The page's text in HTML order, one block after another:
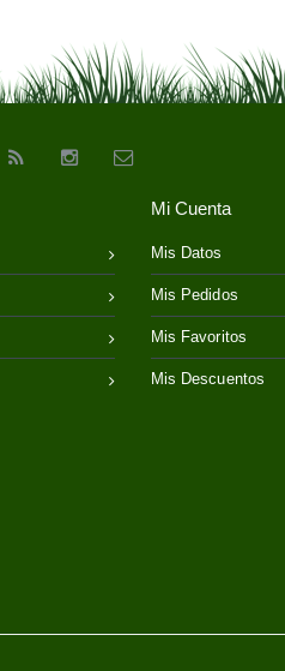
Mi Cuenta
Mis Datos
Mis Pedidos
Mis Favoritos
Mis Descuentos